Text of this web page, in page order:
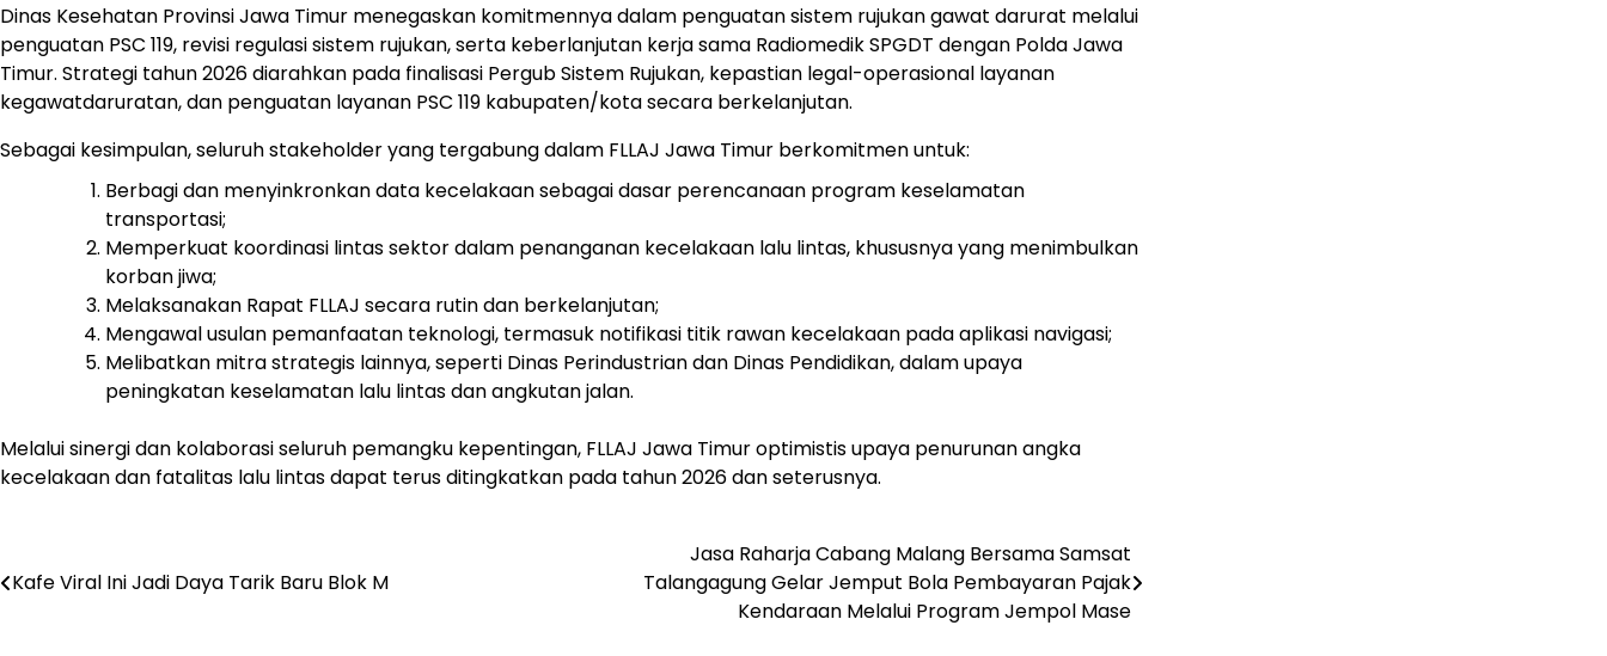
Dinas Kesehatan Provinsi Jawa Timur menegaskan komitmennya dalam penguatan sistem rujukan gawat darurat melalui
penguatan PSC 119, revisi regulasi sistem rujukan, serta keberlanjutan kerja sama Radiomedik SPGDT dengan Polda Jawa
Timur. Strategi tahun 2026 diarahkan pada finalisasi Pergub Sistem Rujukan, kepastian legal-operasional layanan
kegawatdaruratan, dan penguatan layanan PSC 119 kabupaten/kota secara berkelanjutan.
Sebagai kesimpulan, seluruh stakeholder yang tergabung dalam FLLAJ Jawa Timur berkomitmen untuk:
Berbagi dan menyinkronkan data kecelakaan sebagai dasar perencanaan program keselamatan
transportasi;
Memperkuat koordinasi lintas sektor dalam penanganan kecelakaan lalu lintas, khususnya yang menimbulkan
korban jiwa;
Melaksanakan Rapat FLLAJ secara rutin dan berkelanjutan;
Mengawal usulan pemanfaatan teknologi, termasuk notifikasi titik rawan kecelakaan pada aplikasi navigasi;
Melibatkan mitra strategis lainnya, seperti Dinas Perindustrian dan Dinas Pendidikan, dalam upaya
peningkatan keselamatan lalu lintas dan angkutan jalan.
Melalui sinergi dan kolaborasi seluruh pemangku kepentingan, FLLAJ Jawa Timur optimistis upaya penurunan angka
kecelakaan dan fatalitas lalu lintas dapat terus ditingkatkan pada tahun 2026 dan seterusnya.
Kafe Viral Ini Jadi Daya Tarik Baru Blok M
Jasa Raharja Cabang Malang Bersama Samsat
Talangagung Gelar Jemput Bola Pembayaran Pajak
Kendaraan Melalui Program Jempol Mase